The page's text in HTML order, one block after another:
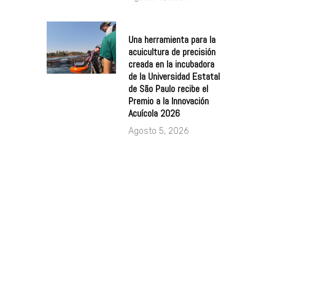
Una herramienta para la
acuicultura de precisión
creada en la incubadora
de la Universidad Estatal
de São Paulo recibe el
Premio a la Innovación
Acuícola 2026
Agosto 5, 2026